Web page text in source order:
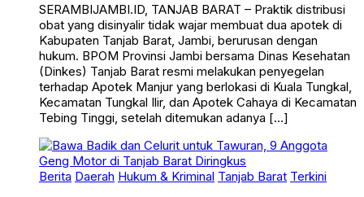
SERAMBIJAMBI.ID, TANJAB BARAT – Praktik distribusi
obat yang disinyalir tidak wajar membuat dua apotek di
Kabupaten Tanjab Barat, Jambi, berurusan dengan
hukum. BPOM Provinsi Jambi bersama Dinas Kesehatan
(Dinkes) Tanjab Barat resmi melakukan penyegelan
terhadap Apotek Manjur yang berlokasi di Kuala Tungkal,
Kecamatan Tungkal Ilir, dan Apotek Cahaya di Kecamatan
Tebing Tinggi, setelah ditemukan adanya […]
Berita Daerah Hukum & Kriminal Tanjab Barat Terkini